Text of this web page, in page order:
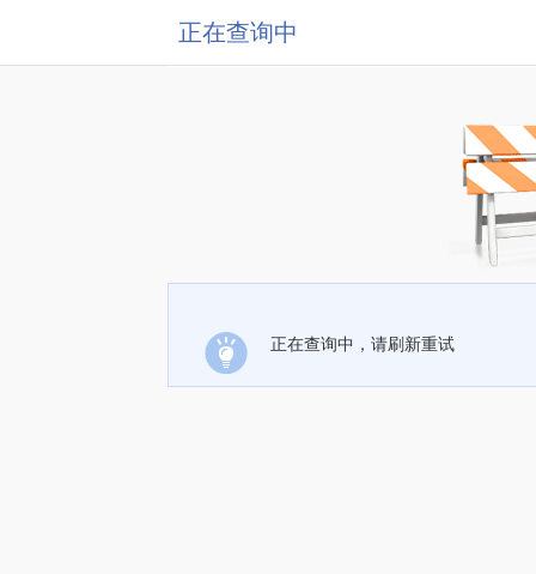
正在查询中
正在查询中，请刷新重试